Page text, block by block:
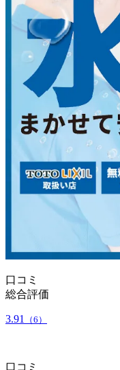
口コミ
総合評価
3.91 （6）
口コミ